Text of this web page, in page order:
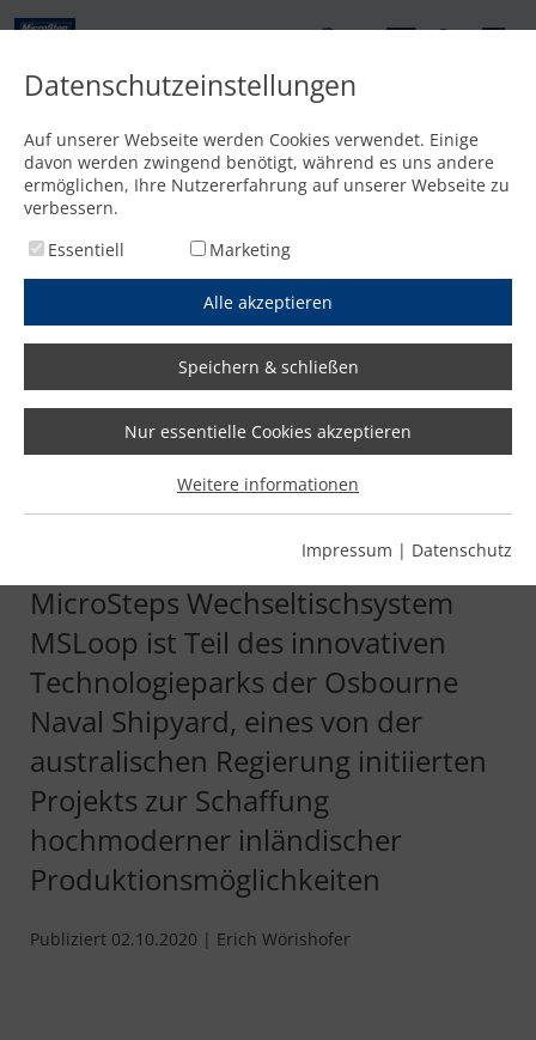
Startseite /Media/News/Australische Schiffswerft investiert in hocheffiziente Lösung
Australische Schiffswerft
investiert in hocheffiziente
MicroSteps Wechseltischsystem
MSLoop ist Teil des innovativen
Technologieparks der Osbourne
Naval Shipyard, eines von der
australischen Regierung initiierten
Projekts zur Schaffung
hochmoderner inländischer
Produktionsmöglichkeiten
Publiziert 02.10.2020 | Erich Wörishofer
Datenschutzeinstellungen
Auf unserer Webseite werden Cookies verwendet. Einige
davon werden zwingend benötigt, während es uns andere
ermöglichen, Ihre Nutzererfahrung auf unserer Webseite zu
verbessern.
Essentiell
Marketing
Alle akzeptieren
Speichern & schließen
Nur essentielle Cookies akzeptieren
Weitere informationen
Impressum | Datenschutz